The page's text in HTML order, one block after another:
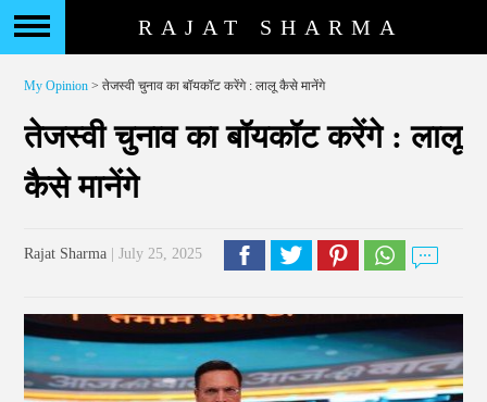
RAJAT SHARMA
My Opinion > तेजस्वी चुनाव का बॉयकॉट करेंगे : लालू कैसे मानेंगे
तेजस्वी चुनाव का बॉयकॉट करेंगे : लालू
कैसे मानेंगे
Rajat Sharma | July 25, 2025